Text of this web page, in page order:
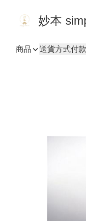
妙本
商品 送貨方式付